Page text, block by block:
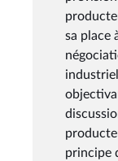
sa place
principe